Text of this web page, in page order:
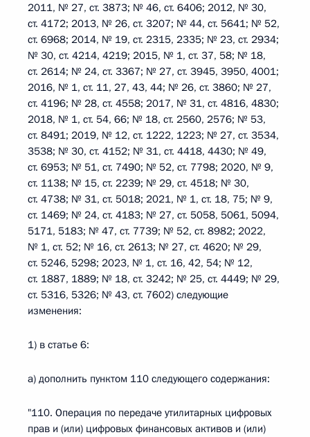
2011, № 27, ст. 3873; № 46, ст. 6406; 2012, № 30,
ст. 4172; 2013, № 26, ст. 3207; № 44, ст. 5641; № 52,
ст. 6968; 2014, № 19, ст. 2315, 2335; № 23, ст. 2934;
№ 30, ст. 4214, 4219; 2015, № 1, ст. 37, 58; № 18,
ст. 2614; № 24, ст. 3367; № 27, ст. 3945, 3950, 4001;
2016, № 1, ст. 11, 27, 43, 44; № 26, ст. 3860; № 27,
ст. 4196; № 28, ст. 4558; 2017, № 31, ст. 4816, 4830;
2018, № 1, ст. 54, 66; № 18, ст. 2560, 2576; № 53,
ст. 8491; 2019, № 12, ст. 1222, 1223; № 27, ст. 3534,
3538; № 30, ст. 4152; № 31, ст. 4418, 4430; № 49,
ст. 6953; № 51, ст. 7490; № 52, ст. 7798; 2020, № 9,
ст. 1138; № 15, ст. 2239; № 29, ст. 4518; № 30,
ст. 4738; № 31, ст. 5018; 2021, № 1, ст. 18, 75; № 9,
ст. 1469; № 24, ст. 4183; № 27, ст. 5058, 5061, 5094,
5171, 5183; № 47, ст. 7739; № 52, ст. 8982; 2022,
№ 1, ст. 52; № 16, ст. 2613; № 27, ст. 4620; № 29,
ст. 5246, 5298; 2023, № 1, ст. 16, 42, 54; № 12,
ст. 1887, 1889; № 18, ст. 3242; № 25, ст. 4449; № 29,
ст. 5316, 5326; № 43, ст. 7602) следующие
изменения:
1) в статье 6:
а) дополнить пунктом 110 следующего содержания:
"110. Операция по передаче утилитарных цифровых
прав и (или) цифровых финансовых активов и (или)